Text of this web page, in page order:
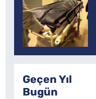
Geçen Yıl
Bugün